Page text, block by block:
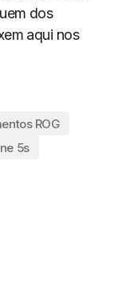
dos
aqui nos
ROG
5s